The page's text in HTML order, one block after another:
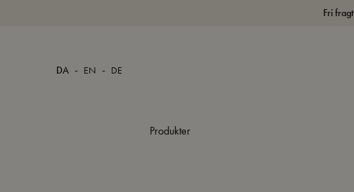
Fri
DA - EN - DE
Produkter